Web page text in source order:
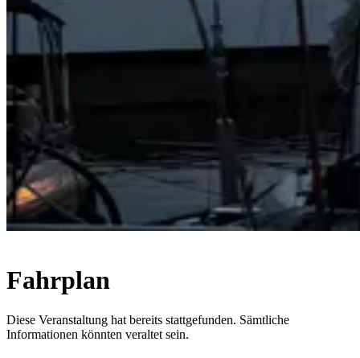
Fahrplan
Diese Veranstaltung hat bereits stattgefunden. Sämtliche
Informationen könnten veraltet sein.